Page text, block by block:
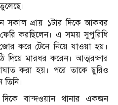
সকাল প্রায় ১টার দিকে আকবর
ফেরি করছিলেন। এ সময় সুপুরিধি
করে টেনে নিয়ে যাওয়া হয়।
দিয়ে মারধর করেন। আত্মরক্ষার
করা হয়। পরে তাকে ছুরিও
বান্দওয়ান থানার একজন